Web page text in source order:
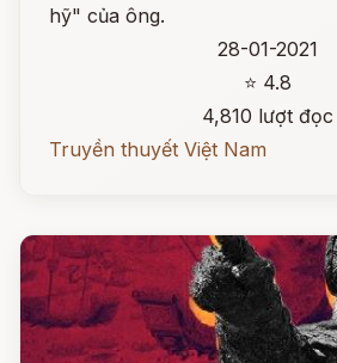
hỹ" của ông.
28-01-2021
⭐ 4.8
4,810 lượt đọc
Truyền thuyết Việt Nam